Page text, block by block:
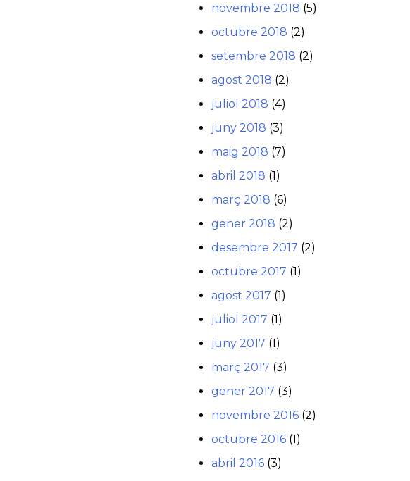
novembre 2018 (5)
octubre 2018 (2)
setembre 2018 (2)
agost 2018 (2)
juliol 2018 (4)
juny 2018 (3)
maig 2018 (7)
abril 2018 (1)
març 2018 (6)
gener 2018 (2)
desembre 2017 (2)
octubre 2017 (1)
agost 2017 (1)
juliol 2017 (1)
juny 2017 (1)
març 2017 (3)
gener 2017 (3)
novembre 2016 (2)
octubre 2016 (1)
abril 2016 (3)